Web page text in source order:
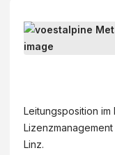
L
e
n
g
L
e
s
t
Leitungsposition
Linz.